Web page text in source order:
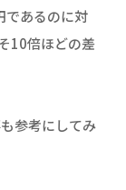
であるのに対
10倍ほどの差
参考にしてみ